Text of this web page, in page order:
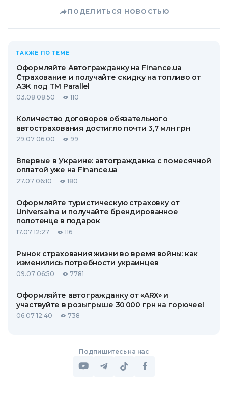
ПОДЕЛИТЬСЯ НОВОСТЬЮ
ТАКЖЕ ПО ТЕМЕ
Оформляйте Автогражданку на Finance.ua
Страхование и получайте скидку на топливо от
АЗК под ТМ Parallel
03.08 08:50 110
Количество договоров обязательного
автострахования достигло почти 3,7 млн грн
29.07 06:00 99
Впервые в Украине: автогражданка с помесячной
оплатой уже на Finance.ua
27.07 06:10 180
Оформляйте туристическую страховку от
Universalna и получайте брендированное
полотенце в подарок
17.07 12:27 116
Рынок страхования жизни во время войны: как
изменились потребности украинцев
09.07 06:50 7781
Оформляйте автогражданку от «ARX» и
участвуйте в розыгрыше 30 000 грн на горючее!
06.07 12:40 738
Подпишитесь на нас